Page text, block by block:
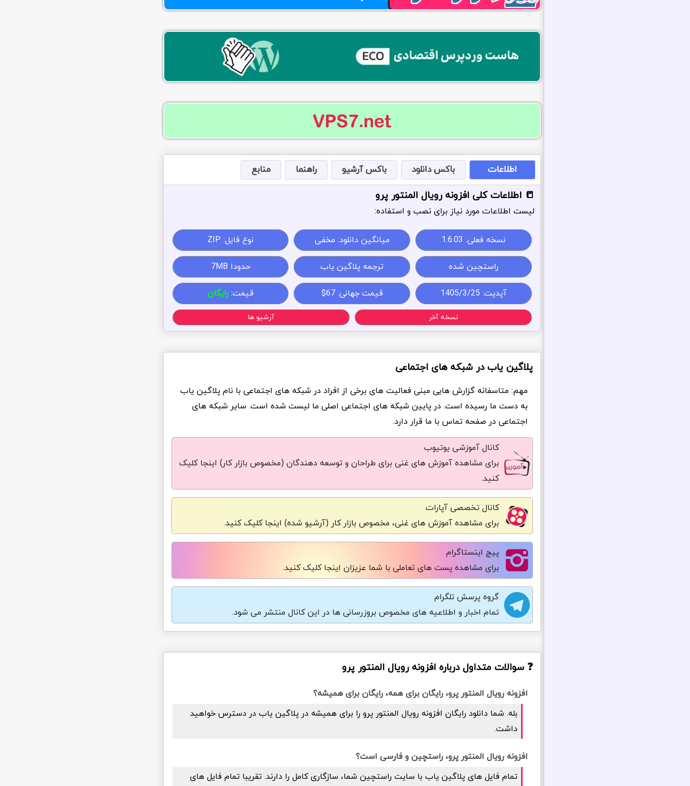
اطلاعات باکس دانلود باکس آرشیو راهنما منابع
📒 اطلاعات کلی افزونه رویال المنتور پرو
لیست اطلاعات مورد نیاز برای نصب و استفاده:
نسخه فعلی: 1.6.03 میانگین دانلود: مخفی نوع فایل: ZIP
راستچین شده ترجمه پلاگین یاب حدودا 7MB
آپدیت: 1405/3/25 قیمت جهانی: 67$ قیمت: رایگان
نسخه آخر آرشیو ها
پلاگین یاب در شبکه های اجتماعی
مهم: متاسفانه گزارش هایی مبنی فعالیت های برخی از افراد در شبکه های اجتماعی با نام پلاگین یاب
به دست ما رسیده است. در پایین شبکه های اجتماعی اصلی ما لیست شده است. سایر شبکه های
اجتماعی در صفحه تماس با ما قرار دارد.
کانال آموزشی یوتیوب
برای مشاهده آموزش های غنی برای طراحان و توسعه دهندگان (مخصوص بازار کار) اینجا کلیک
کنید.
کانال تخصصی آپارات
برای مشاهده آموزش های غنی، مخصوص بازار کار (آرشیو شده) اینجا کلیک کنید.
پیج اینستاگرام
برای مشاهده پست های تعاملی با شما عزیزان اینجا کلیک کنید.
گروه پرسش تلگرام
تمام اخبار و اطلاعیه های مخصوص بروزرسانی ها در این کانال منتشر می شود.
❓ سوالات متداول درباره افزونه رویال المنتور پرو
افزونه رویال المنتور پرو، رایگان برای همه، رایگان برای همیشه؟
بله. شما دانلود رایگان افزونه رویال المنتور پرو را برای همیشه در پلاگین یاب در دسترس خواهید
داشت.
افزونه رویال المنتور پرو، راستچین و فارسی است؟
تمام فایل های پلاگین یاب با سایت راستچین شما، سازگاری کامل را دارند. تقریبا تمام فایل های